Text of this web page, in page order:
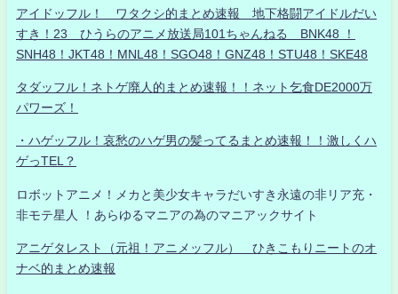
アイドッフル！ ワタクシ的まとめ速報 地下格闘アイドルだい
すき！23 ひうらのアニメ放送局101ちゃんねる BNK48 ！
SNH48！JKT48！MNL48！SGO48！GNZ48！STU48！SKE48
タダッフル！ネトゲ廃人的まとめ速報！！ネット乞食DE2000万
パワーズ！
・ハゲッフル！哀愁のハゲ男の髪ってるまとめ速報！！激しくハ
ゲっTEL？
ロボットアニメ！メカと美少女キャラだいすき永遠の非リア充・
非モテ星人 ！あらゆるマニアの為のマニアックサイト
アニゲタレスト（元祖！アニメッフル） ひきこもりニートのオ
ナベ的まとめ速報